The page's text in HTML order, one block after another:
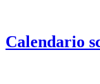
Calendario